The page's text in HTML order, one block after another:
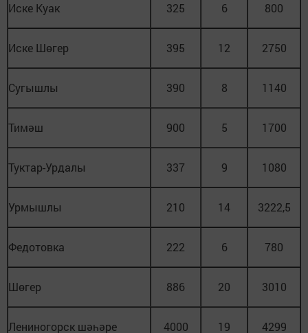
Иске Куак 325 6 800
Иске Шөгер 395 12 2750
Сугышлы 390 8 1140
Тимәш 900 5 1700
Туктар-Урдалы 337 9 1080
Урмышлы 210 14 3222,5
Федотовка 222 6 780
Шөгер 886 20 3010
Лениногорск шәһәре 4000 19 4299